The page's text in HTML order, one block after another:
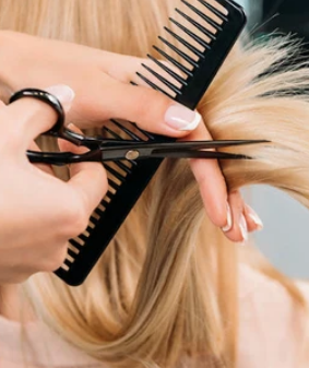
Populaire Zoektermen
”Protein Powder“
”Overnight Oats“
”Vegan protein“
”Collagen“
”Micellar Casein“
PROTEIN POWDERSBest Seller
Erwteneiwit
Grasgevoerd Wei
Collageenpeptiden
Chocolade
Vanille
Weidegevoerde wei